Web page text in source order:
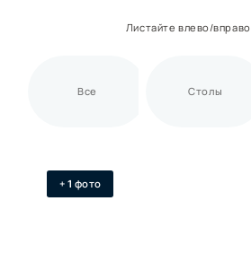
Листайте влево/вправо
Все Столы
+ 1 фото